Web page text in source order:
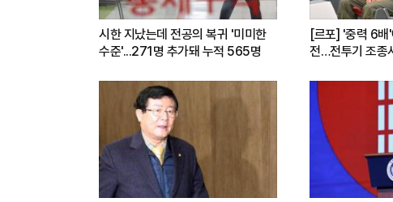
시한 지났는데 전공의 복귀 '미미한
수준'...271명 추가돼 누적 565명
[르포] '중력 6배
전…전투기 조종